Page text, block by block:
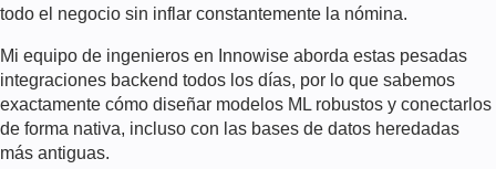
todo el negocio sin inflar constantemente la nómina.
Mi equipo de ingenieros en Innowise aborda estas pesadas
integraciones backend todos los días, por lo que sabemos
exactamente cómo diseñar modelos ML robustos y conectarlos
de forma nativa, incluso con las bases de datos heredadas
más antiguas.